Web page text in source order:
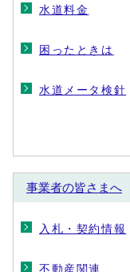
水道料金
困ったときは
水道メータ検針
事業者の皆さまへ
入札・契約情報
不動産関連